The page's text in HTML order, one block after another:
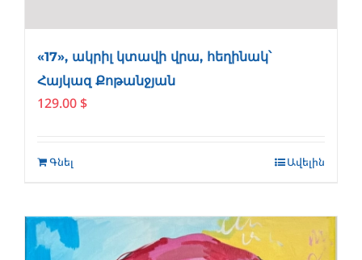
«17», ակրիլ կտավի վրա, հեղինակ՝
Հայկազ Քոթանջյան
129.00 $
Գնել Ավելին